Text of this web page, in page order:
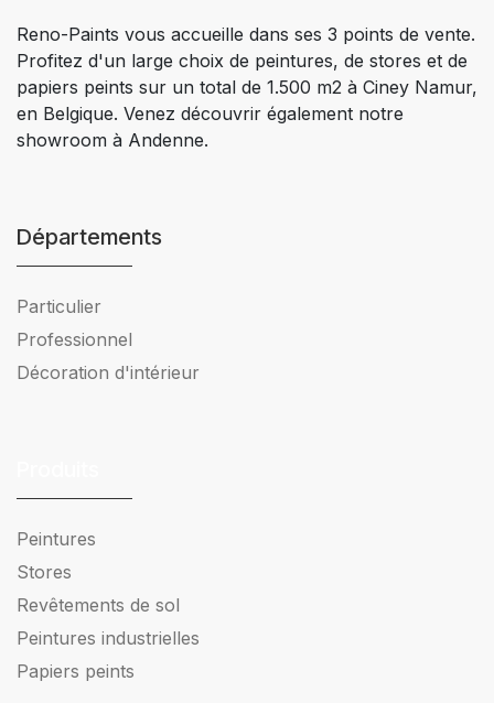
Reno-Paints vous accueille dans ses 3 points de vente.
Profitez d'un large choix de peintures, de stores et de
papiers peints sur un total de 1.500 m2 à Ciney Namur,
en Belgique. Venez découvrir également notre
showroom à Andenne.
Départements
Particulier
Professionnel
Décoration d'intérieur
Peintures
Stores
Revêtements de sol
Peintures industrielles
Papiers peints